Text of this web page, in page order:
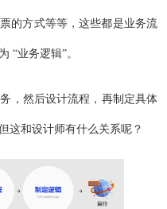
的方式等等，这些都是业务流
“业务逻辑”。
，然后设计流程，再制定具体
这和设计师有什么关系呢？